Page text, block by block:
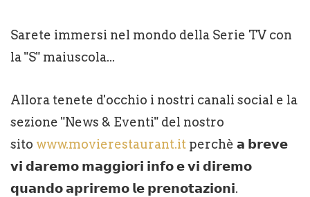
Sarete immersi nel mondo della Serie TV con
la "S" maiuscola...
Allora tenete d'occhio i nostri canali social e la
sezione "News & Eventi" del nostro
sito www.movierestaurant.it perchè 𝗮 𝗯𝗿𝗲𝘃𝗲
𝘃𝗶 𝗱𝗮𝗿𝗲𝗺𝗼 𝗺𝗮𝗴𝗴𝗶𝗼𝗿𝗶 𝗶𝗻𝗳𝗼 𝗲 𝘃𝗶 𝗱𝗶𝗿𝗲𝗺𝗼
𝗾𝘂𝗮𝗻𝗱𝗼 𝗮𝗽𝗿𝗶𝗿𝗲𝗺𝗼 𝗹𝗲 𝗽𝗿𝗲𝗻𝗼𝘁𝗮𝘇𝗶𝗼𝗻𝗶.